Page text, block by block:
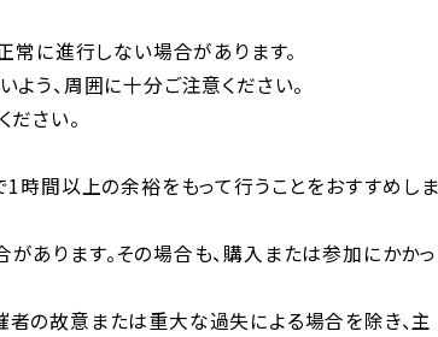
に進行しない場合があります。
う、周囲に十分ご注意ください。
さい。
時間以上の余裕をもって行うことをおすすめし
あります。その場合も、購入または参加にかかっ
の故意または重大な過失による場合を除き、主